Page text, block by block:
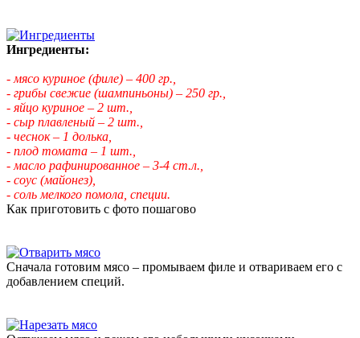
Ингредиенты:
- мясо куриное (филе) – 400 гр.,
- грибы свежие (шампиньоны) – 250 гр.,
- яйцо куриное – 2 шт.,
- сыр плавленый – 2 шт.,
- чеснок – 1 долька,
- плод томата – 1 шт.,
- масло рафинированное – 3-4 ст.л.,
- соус (майонез),
- соль мелкого помола, специи.
Как приготовить с фото пошагово
Сначала готовим мясо – промываем филе и отвариваем его с
добавлением специй.